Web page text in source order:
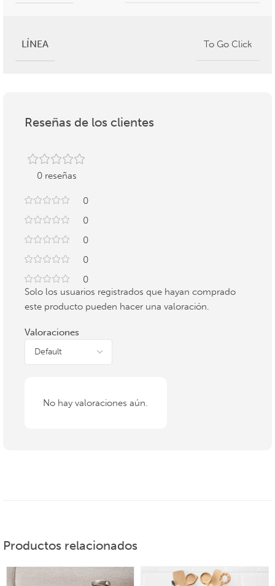
LÍNEA To Go Click
Reseñas de los clientes
0 reseñas
0
0
0
0
0
Valoraciones
No hay valoraciones aún.
Solo los usuarios registrados que hayan comprado
este producto pueden hacer una valoración.
Productos relacionados